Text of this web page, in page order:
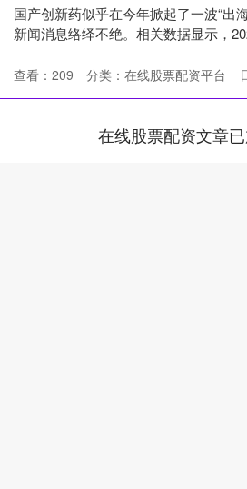
国产创新药似乎在今年掀起了一波“出
新闻消息络绎不绝。相关数据显示，
查看： 209 分类： 在线股票配资平台
在线股票配资文章